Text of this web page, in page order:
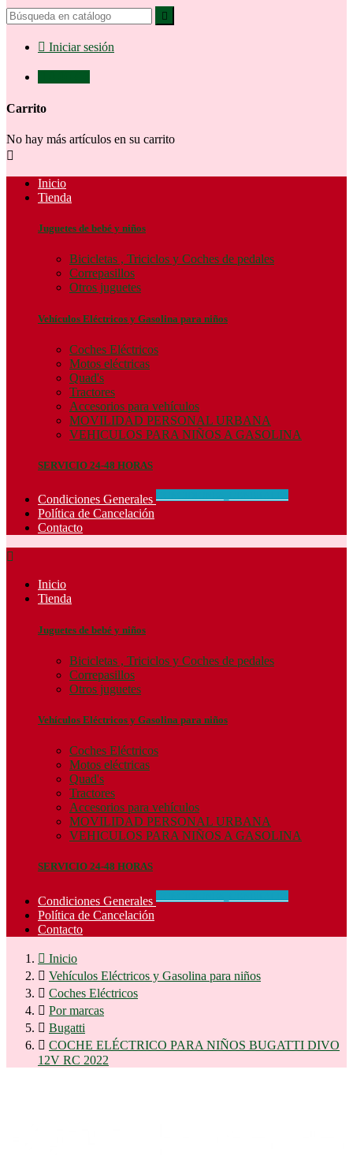

 Iniciar sesión
Carrito
No hay más artículos en su carrito

Inicio
Tienda
Juguetes de bebé y niños
Bicicletas , Triciclos y Coches de pedales
Correpasillos
Otros juguetes
Vehículos Eléctricos y Gasolina para niños
Coches Eléctricos
Motos eléctricas
Quad's
Tractores
Accesorios para vehículos
MOVILIDAD PERSONAL URBANA
VEHICULOS PARA NIÑOS A GASOLINA
SERVICIO 24-48 HORAS
Condiciones Generales
Política de Cancelación
Contacto

Inicio
Tienda
Juguetes de bebé y niños
Bicicletas , Triciclos y Coches de pedales
Correpasillos
Otros juguetes
Vehículos Eléctricos y Gasolina para niños
Coches Eléctricos
Motos eléctricas
Quad's
Tractores
Accesorios para vehículos
MOVILIDAD PERSONAL URBANA
VEHICULOS PARA NIÑOS A GASOLINA
SERVICIO 24-48 HORAS
Condiciones Generales
Política de Cancelación
Contacto
 Inicio
 Vehículos Eléctricos y Gasolina para niños
 Coches Eléctricos
 Por marcas
 Bugatti
 COCHE ELÉCTRICO PARA NIÑOS BUGATTI DIVO
12V RC 2022